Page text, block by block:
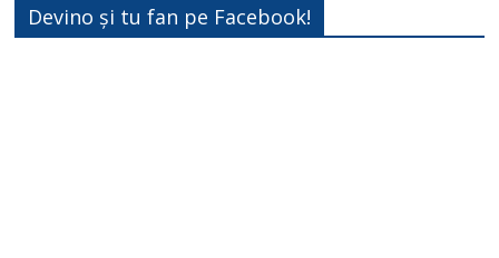
Devino și tu fan pe Facebook!